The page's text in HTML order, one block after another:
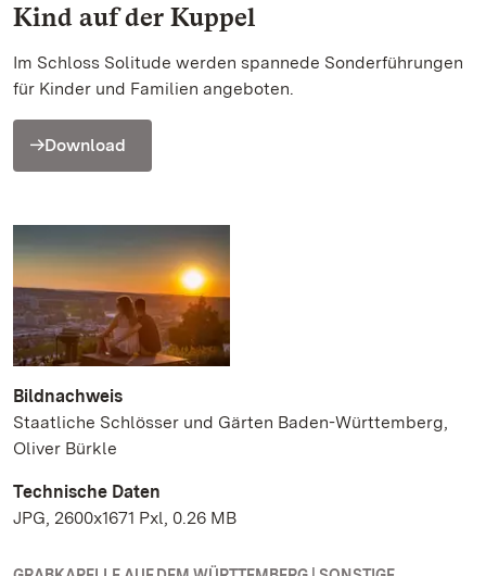
Kind auf der Kuppel
Im Schloss Solitude werden spannede Sonderführungen
für Kinder und Familien angeboten.
Download
Bildnachweis
Staatliche Schlösser und Gärten Baden-Württemberg,
Oliver Bürkle
Technische Daten
JPG, 2600x1671 Pxl, 0.26 MB